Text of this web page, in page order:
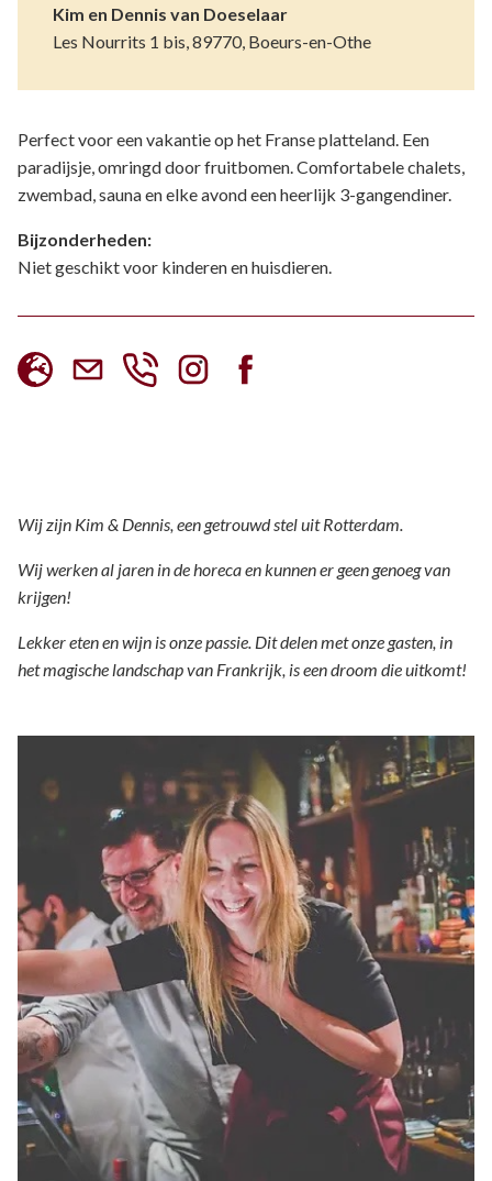
Kim en Dennis van Doeselaar
Les Nourrits 1 bis, 89770, Boeurs-en-Othe
Perfect voor een vakantie op het Franse platteland. Een
paradijsje, omringd door fruitbomen. Comfortabele chalets,
zwembad, sauna en elke avond een heerlijk 3-gangendiner.
Bijzonderheden:
Niet geschikt voor kinderen en huisdieren.
Wij zijn Kim & Dennis, een getrouwd stel uit Rotterdam.
Wij werken al jaren in de horeca en kunnen er geen genoeg van
krijgen!
Lekker eten en wijn is onze passie. Dit delen met onze gasten, in
het magische landschap van Frankrijk, is een droom die uitkomt!